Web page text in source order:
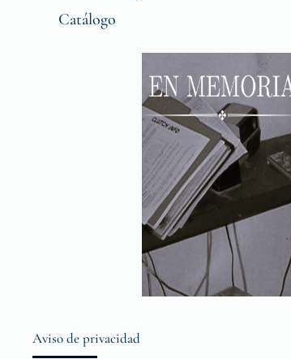
Catálogo
Aviso de privacidad